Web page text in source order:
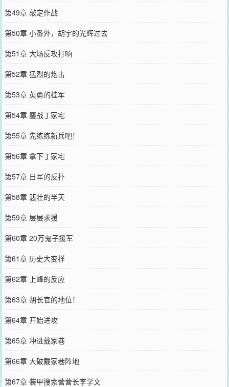
第49章 敲定作战
第50章 小番外，胡宇的光辉过去
第51章 大场反攻打响
第52章 猛烈的炮击
第53章 英勇的桂军
第54章 鏖战丁家宅
第55章 先练练新兵吧！
第56章 拿下丁家宅
第57章 日军的反扑
第58章 悲壮的半天
第59章 层层求援
第60章 20万鬼子援军
第61章 历史大变样
第62章 上峰的反应
第63章 胡长官的地位！
第64章 开始进攻
第65章 冲进戴家巷
第66章 大破戴家巷阵地
第67章 装甲搜索营营长李学文